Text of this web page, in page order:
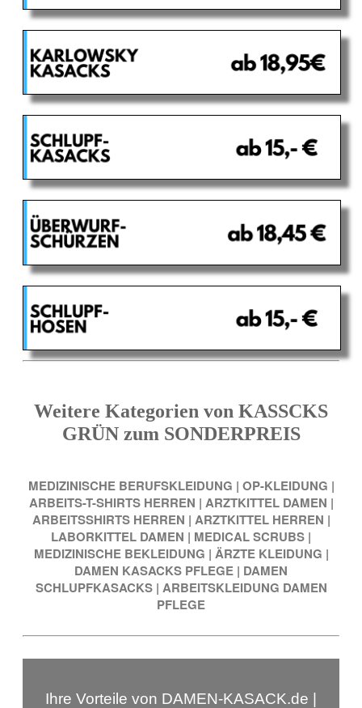
Weitere Kategorien von KASSCKS
GRÜN zum SONDERPREIS
MEDIZINISCHE BERUFSKLEIDUNG | OP-KLEIDUNG |
ARBEITS-T-SHIRTS HERREN | ARZTKITTEL DAMEN |
ARBEITSSHIRTS HERREN | ARZTKITTEL HERREN |
LABORKITTEL DAMEN | MEDICAL SCRUBS |
MEDIZINISCHE BEKLEIDUNG | ÄRZTE KLEIDUNG |
DAMEN KASACKS PFLEGE | DAMEN
SCHLUPFKASACKS | ARBEITSKLEIDUNG DAMEN
PFLEGE
Ihre Vorteile von DAMEN-KASACK.de |